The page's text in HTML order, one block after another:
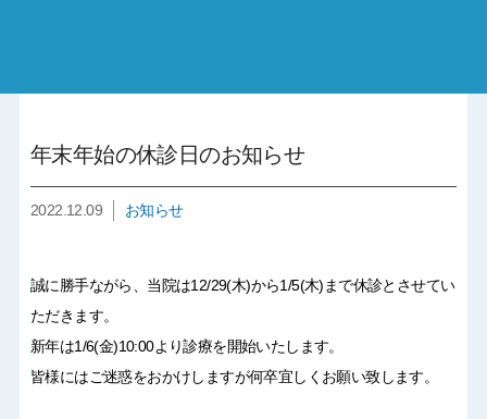
年末年始の休診日のお知らせ
2022.12.09 お知らせ
誠に勝手ながら、当院は12/29(木)から1/5(木)まで休診とさせてい
ただきます。
新年は1/6(金)10:00より診療を開始いたします。
皆様にはご迷惑をおかけしますが何卒宜しくお願い致します。